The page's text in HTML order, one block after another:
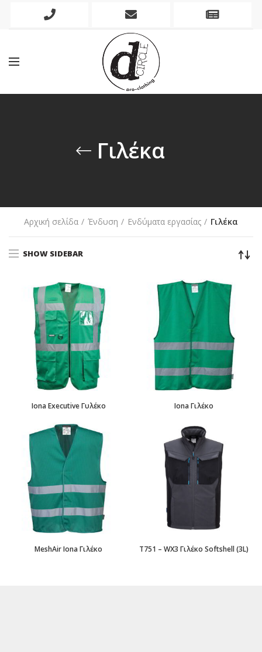
Phone
Mobile
Γιλέκα
Αρχική σελίδα Ένδυση Ενδύματα εργασίας Γιλέκα
SHOW SIDEBAR
Iona Executive Γυλέκο Iona Γιλέκο
MeshAir Iona Γιλέκο T751 – WX3 Γιλέκο Softshell (3L)